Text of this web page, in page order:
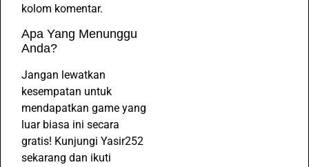
kolom komentar.
Apa Yang Menunggu
Anda?
Jangan lewatkan
kesempatan untuk
mendapatkan game yang
luar biasa ini secara
gratis! Kunjungi Yasir252
sekarang dan ikuti